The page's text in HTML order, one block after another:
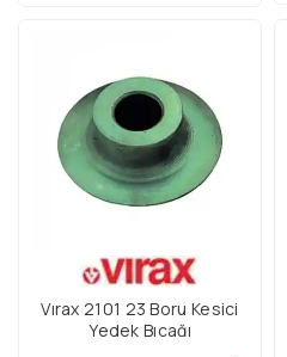
Vırax 2101 23 Boru Kesici
Yedek Bıçağı